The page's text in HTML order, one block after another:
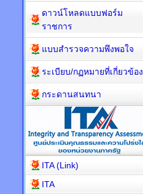
ดาวน์โหลดแบบฟอร์ม
ราชการ
แบบสำรวจความพึงพอใจ
ระเบียบ/กฏหมายที่เกี่ยวข้อง
กระดานสนทนา
ITA (Link)
ITA